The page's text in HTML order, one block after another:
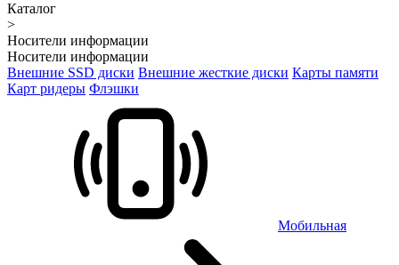
Каталог
>
Носители информации
Носители информации
Внешние SSD диски Внешние жесткие диски Карты памяти
Карт ридеры Флэшки
Мобильная